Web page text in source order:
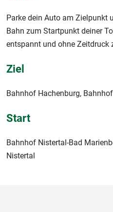
Parke dein Auto am Zielpunkt
Bahn zum Startpunkt deiner
entspannt und ohne Zeitdruck
Ziel
Bahnhof Hachenburg,
Start
Bahnhof Nistertal-Bad
Nistertal